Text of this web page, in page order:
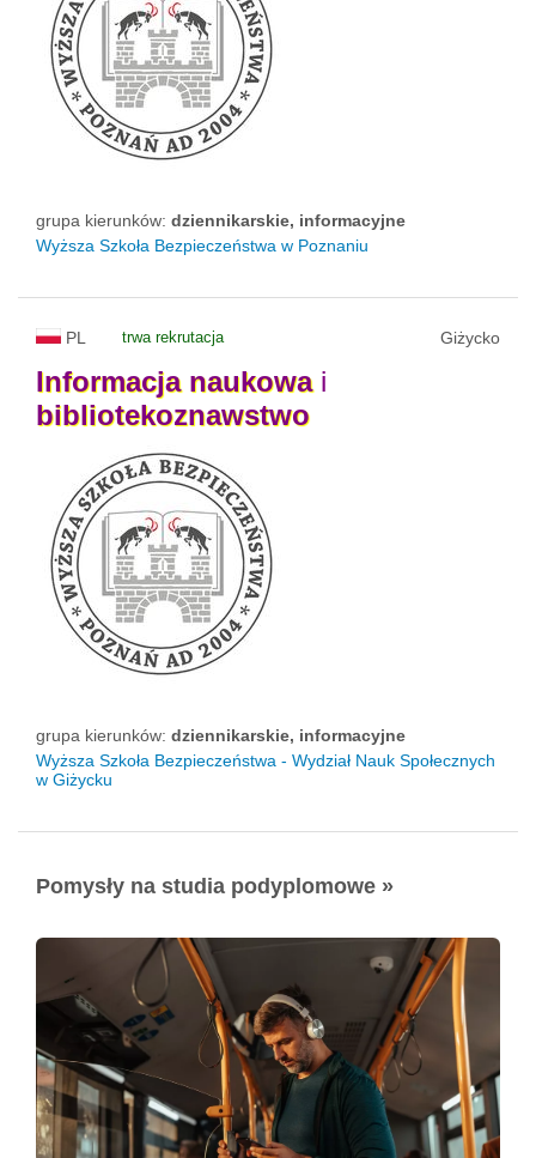
grupa kierunków: dziennikarskie, informacyjne
Wyższa Szkoła Bezpieczeństwa w Poznaniu
PL trwa rekrutacja Giżycko
Informacja naukowai
bibliotekoznawstwo
grupa kierunków: dziennikarskie, informacyjne
Wyższa Szkoła Bezpieczeństwa - Wydział Nauk Społecznych
w Giżycku
Pomysły na studia podyplomowe »